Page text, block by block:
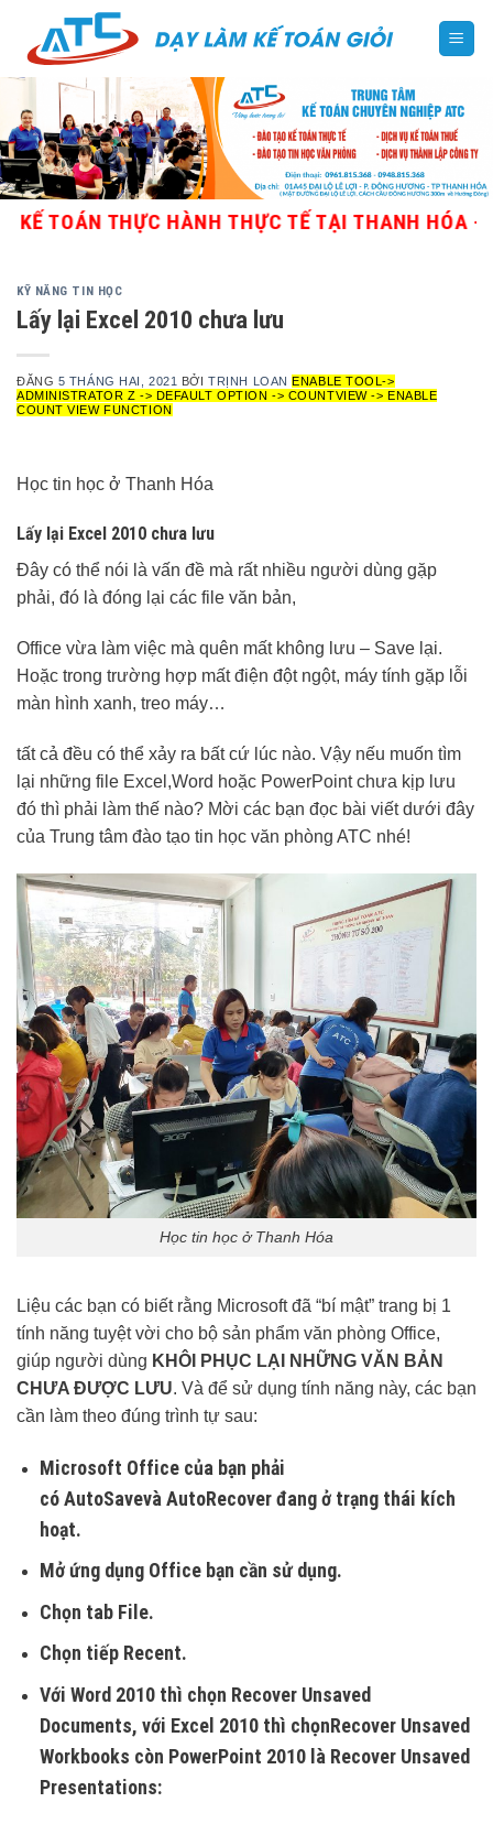
content
THỰC HÀNH THỰC TẾ TẠI THANH HÓA -
KỸ NĂNG TIN HỌC
Lấy lại Excel 2010 chưa lưu
ĐĂNG 5 THÁNG HAI, 2021 BỞITRỊNH LOAN ENABLE TOOL->
ADMINISTRATOR Z -> DEFAULT OPTION -> COUNTVIEW -> ENABLE
COUNT VIEW FUNCTION
Học tin học ở Thanh Hóa
Lấy lại Excel 2010 chưa lưu
Đây có thể nói là vấn đề mà rất nhiều người dùng gặp
phải, đó là đóng lại các file văn bản,
Office vừa làm việc mà quên mất không lưu – Save lại.
Hoặc trong trường hợp mất điện đột ngột, máy tính gặp lỗi
màn hình xanh, treo máy…
tất cả đều có thể xảy ra bất cứ lúc nào. Vậy nếu muốn tìm
lại những file Excel,Word hoặc PowerPoint chưa kịp lưu
đó thì phải làm thế nào? Mời các bạn đọc bài viết dưới đây
của Trung tâm đào tạo tin học văn phòng ATC nhé!
Học tin học ở Thanh Hóa
Liệu các bạn có biết rằng Microsoft đã “bí mật” trang bị 1
tính năng tuyệt vời cho bộ sản phẩm văn phòng Office,
giúp người dùng KHÔI PHỤC LẠI NHỮNG VĂN BẢN
CHƯA ĐƯỢC LƯU. Và để sử dụng tính năng này, các bạn
cần làm theo đúng trình tự sau:
Microsoft Office của bạn phải
cóAutoSavevà AutoRecoverđang ở trạng thái kích
hoạt.
Mở ứng dụng Office bạn cần sử dụng.
Chọn tab File.
Chọn tiếp Recent.
Với Word 2010 thì chọn Recover Unsaved
Documents, với Excel 2010 thì chọnRecover Unsaved
Workbooks còn PowerPoint 2010 là Recover Unsaved
Presentations: